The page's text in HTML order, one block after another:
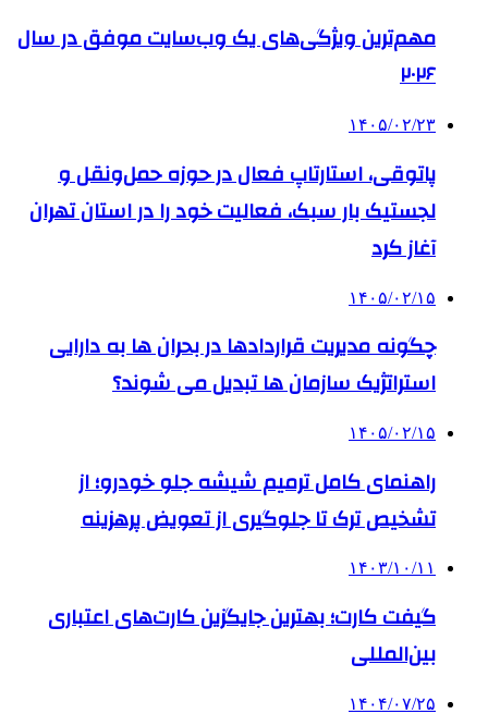
مهم‌ترین ویژگی‌های یک وب‌سایت موفق در سال
۲۰۲۶
۱۴۰۵/۰۲/۲۳
پاتوقی، استارتاپ فعال در حوزه حمل‌ونقل و
لجستیک بار سبک، فعالیت خود را در استان تهران
آغاز کرد
۱۴۰۵/۰۲/۱۵
چگونه مدیریت قراردادها در بحران ها به دارایی
استراتژیک سازمان ها تبدیل می شوند؟
۱۴۰۵/۰۲/۱۵
راهنمای کامل ترمیم شیشه جلو خودرو؛ از
تشخیص ترک تا جلوگیری از تعویض پرهزینه
۱۴۰۳/۱۰/۱۱
گیفت کارت؛ بهترین جایگزین کارت‌های اعتباری
بین‌المللی
۱۴۰۴/۰۷/۲۵